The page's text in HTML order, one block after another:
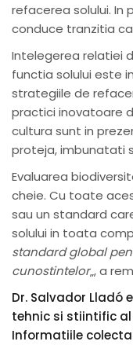
refacerea solului. In
conduce tranzitia
Intelegerea relatiei
functia solului este
strategiile de
practici inovatoare
cultura sunt in
proteja, imbunatati
Evaluarea
cheie. Cu toate
sau un standard
solului in toata
standard global
cunostintelor„, a
Dr. Salvador Lladó
tehnic si stiintific al
Informatiile